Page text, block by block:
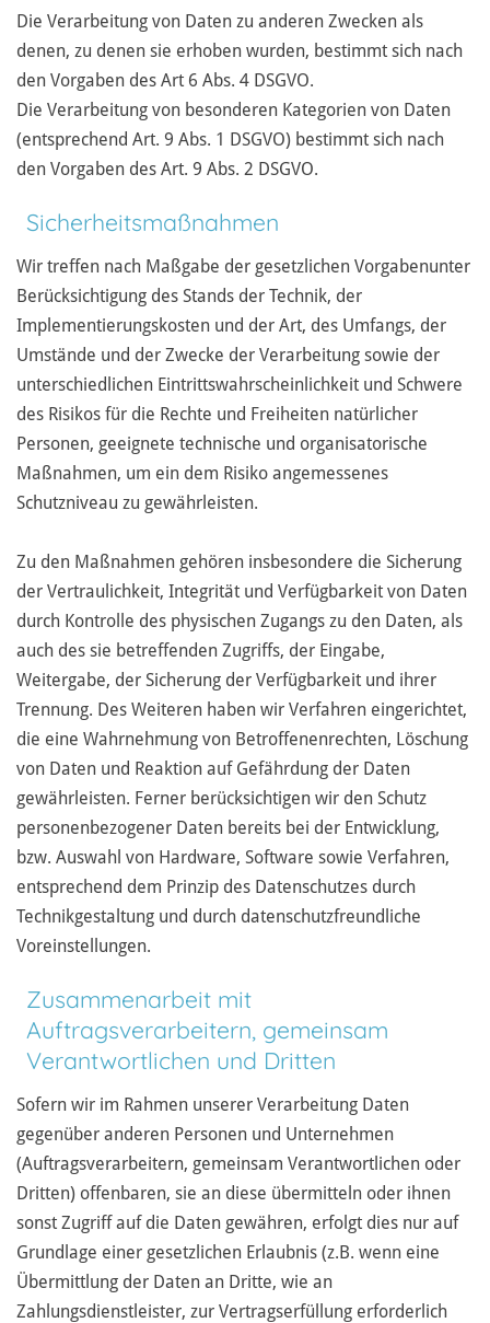
Die Verarbeitung von Daten zu anderen Zwecken als
denen, zu denen sie erhoben wurden, bestimmt sich nach
den Vorgaben des Art 6 Abs. 4 DSGVO.
Die Verarbeitung von besonderen Kategorien von Daten
(entsprechend Art. 9 Abs. 1 DSGVO) bestimmt sich nach
den Vorgaben des Art. 9 Abs. 2 DSGVO.
Sicherheitsmaßnahmen
Wir treffen nach Maßgabe der gesetzlichen Vorgabenunter
Berücksichtigung des Stands der Technik, der
Implementierungskosten und der Art, des Umfangs, der
Umstände und der Zwecke der Verarbeitung sowie der
unterschiedlichen Eintrittswahrscheinlichkeit und Schwere
des Risikos für die Rechte und Freiheiten natürlicher
Personen, geeignete technische und organisatorische
Maßnahmen, um ein dem Risiko angemessenes
Schutzniveau zu gewährleisten.
Zu den Maßnahmen gehören insbesondere die Sicherung
der Vertraulichkeit, Integrität und Verfügbarkeit von Daten
durch Kontrolle des physischen Zugangs zu den Daten, als
auch des sie betreffenden Zugriffs, der Eingabe,
Weitergabe, der Sicherung der Verfügbarkeit und ihrer
Trennung. Des Weiteren haben wir Verfahren eingerichtet,
die eine Wahrnehmung von Betroffenenrechten, Löschung
von Daten und Reaktion auf Gefährdung der Daten
gewährleisten. Ferner berücksichtigen wir den Schutz
personenbezogener Daten bereits bei der Entwicklung,
bzw. Auswahl von Hardware, Software sowie Verfahren,
entsprechend dem Prinzip des Datenschutzes durch
Technikgestaltung und durch datenschutzfreundliche
Voreinstellungen.
Zusammenarbeit mit
Auftragsverarbeitern, gemeinsam
Verantwortlichen und Dritten
Sofern wir im Rahmen unserer Verarbeitung Daten
gegenüber anderen Personen und Unternehmen
(Auftragsverarbeitern, gemeinsam Verantwortlichen oder
Dritten) offenbaren, sie an diese übermitteln oder ihnen
sonst Zugriff auf die Daten gewähren, erfolgt dies nur auf
Grundlage einer gesetzlichen Erlaubnis (z.B. wenn eine
Übermittlung der Daten an Dritte, wie an
Zahlungsdienstleister, zur Vertragserfüllung erforderlich